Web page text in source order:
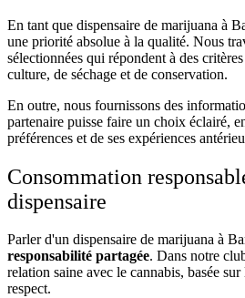
En tant que dispensaire de marijuana à
une priorité absolue à la qualité. Nous
sélectionnées qui répondent à des
culture, de séchage et de conservation.
En outre, nous fournissons des
partenaire puisse faire un choix éclairé,
préférences et de ses expériences
Consommation
dispensaire
Parler d'un dispensaire de marijuana à
responsabilité partagée. Dans notre
relation saine avec le cannabis, basée
respect.